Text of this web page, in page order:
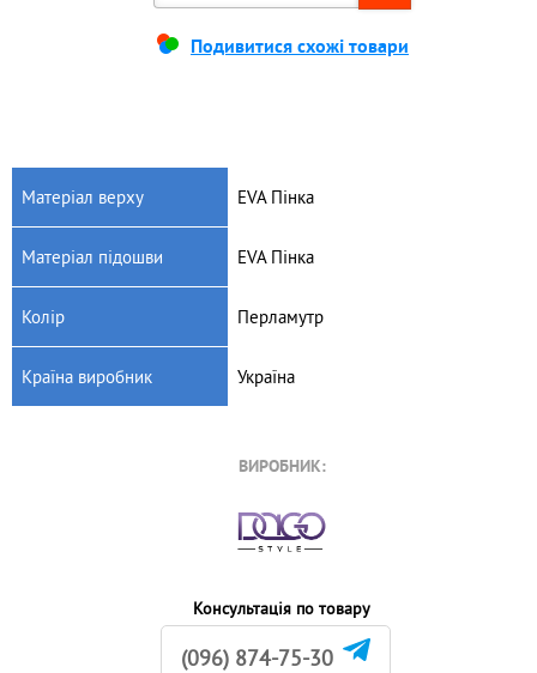
Подивитися схожі товари
Матеріал верху EVA Пінка
Матеріал підошви EVA Пінка
Колір Перламутр
Країна виробник Україна
ВИРОБНИК:
Консультація по товару
(096) 874-75-30